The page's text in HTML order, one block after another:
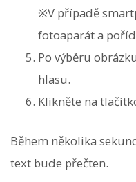
※V případě
fotoaparát a
Po výběru
hlasu.
Klikněte na
Během několika
text bude přečten.